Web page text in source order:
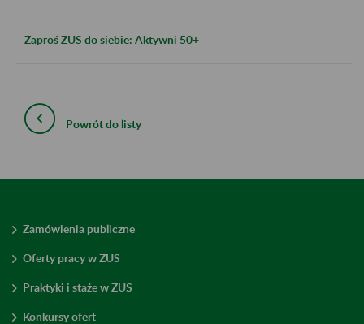
Zaproś ZUS do siebie: Aktywni 50+
Powrót do listy
Zamówienia publiczne
Oferty pracy w ZUS
Praktyki i staże w ZUS
Konkursy ofert